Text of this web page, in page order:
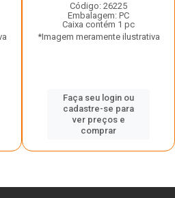
Código: 26225
Embalagem: PC
Caixa contém 1 pc
*Imagem meramente ilustrativa
Faça seu login ou
cadastre-se para
ver preços e
comprar